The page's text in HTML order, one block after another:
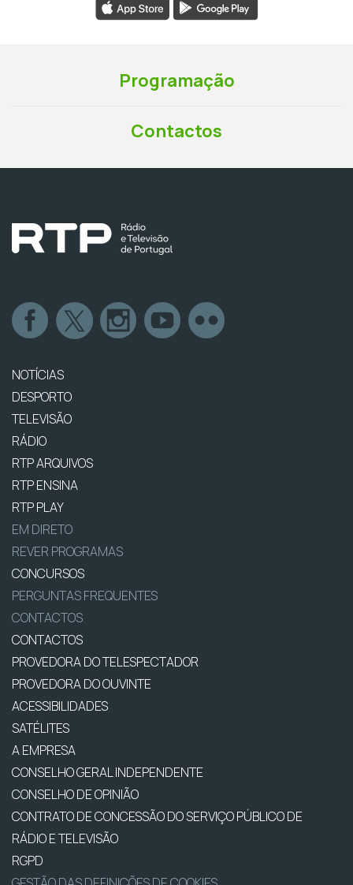
Programação
Contactos
NOTÍCIAS
DESPORTO
TELEVISÃO
RÁDIO
RTP ARQUIVOS
RTP ENSINA
RTP PLAY
EM DIRETO
REVER PROGRAMAS
CONCURSOS
PERGUNTAS FREQUENTES
CONTACTOS
CONTACTOS
PROVEDORA DO TELESPECTADOR
PROVEDORA DO OUVINTE
ACESSIBILIDADES
SATÉLITES
A EMPRESA
CONSELHO GERAL INDEPENDENTE
CONSELHO DE OPINIÃO
CONTRATO DE CONCESSÃO DO SERVIÇO PÚBLICO DE
RÁDIO E TELEVISÃO
RGPD